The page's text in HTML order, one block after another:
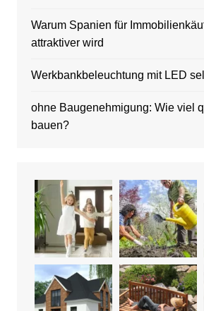
Warum Spanien für
attraktiver wird
Werkbankbeleuchtung mit LED
ohne Baugenehmigung: Wie viel
bauen?